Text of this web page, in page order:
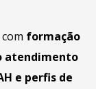
formação
atendimento
e perfis de